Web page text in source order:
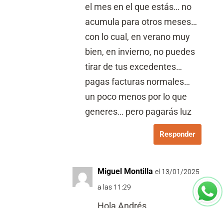
el mes en el que estás… no
acumula para otros meses…
con lo cual, en verano muy
bien, en invierno, no puedes
tirar de tus excedentes…
pagas facturas normales…
un poco menos por lo que
generes… pero pagarás luz
Responder
Miguel Montilla el 13/01/2025
a las 11:29
Hola Andrés,